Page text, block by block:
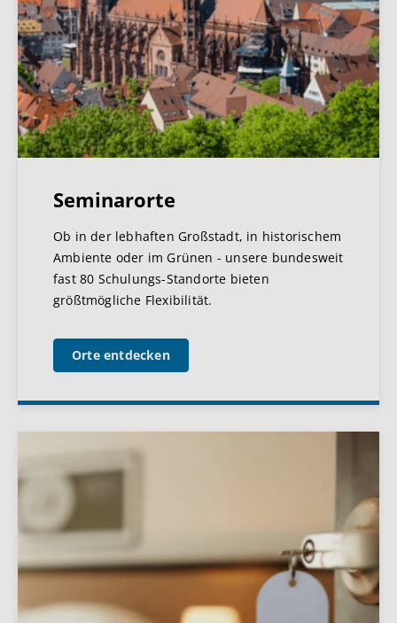
Seminarorte
Ob in der lebhaften Großstadt, in historischem
Ambiente oder im Grünen - unsere bundesweit
fast 80 Schulungs-Standorte bieten
größtmögliche Flexibilität.
Orte entdecken